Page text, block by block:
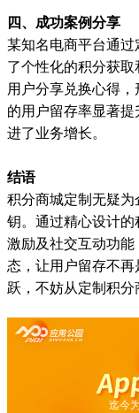
四、成功案例分享
某知名电商平台通
了个性化的积分获
用户分享兑换心得
的用户留存率显著
进了业务增长。
结语
积分商城定制无疑
钥。通过精心设计
激励及社交互动功
态，让用户留存不
跃，不妨从定制积分
迄今